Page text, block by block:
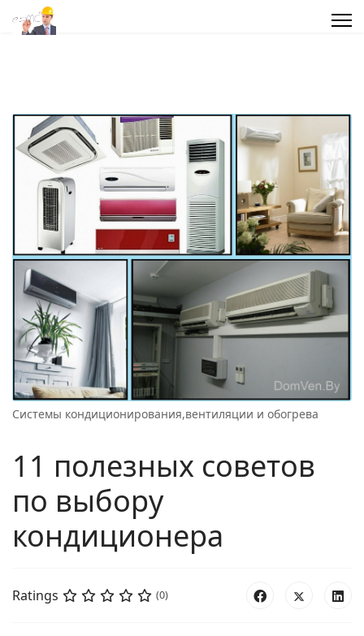
Системы кондиционирования,вентиляции и обогрева
11 полезных советов
по выбору
кондиционера
Ratings (0)